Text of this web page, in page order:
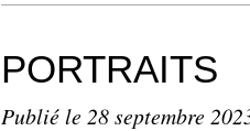
PORTRAITS
Publié le 28 septembre